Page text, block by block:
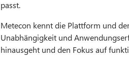
passt.
Metecon kennt die Plattform und
Unabhängigkeit und
hinausgeht und den Fokus auf